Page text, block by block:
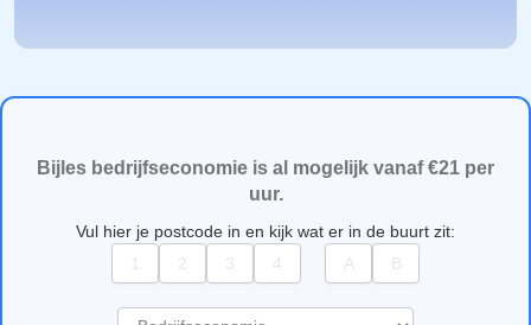
Bijles bedrijfseconomie is al mogelijk vanaf €21 per
uur.
Vul hier je postcode in en kijk wat er in de buurt zit: